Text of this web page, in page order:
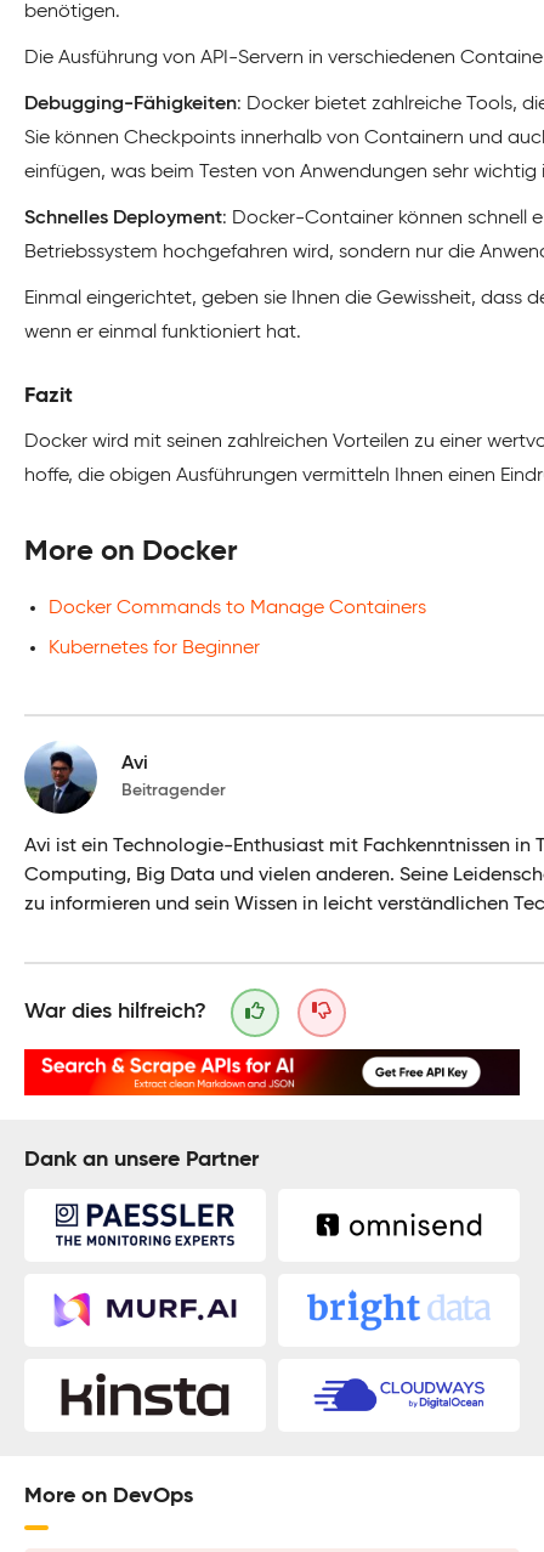
benötigen.
Die Ausführung von API-Servern in verschiedenen
Debugging-Fähigkeiten: Docker bietet zahlreiche Tools,
Sie können Checkpoints innerhalb von Containern und
einfügen, was beim Testen von Anwendungen sehr wichtig
Schnelles Deployment: Docker-Container können schnell
Betriebssystem hochgefahren wird, sondern nur die
Einmal eingerichtet, geben sie Ihnen die Gewissheit, dass
wenn er einmal funktioniert hat.
Fazit
Docker wird mit seinen zahlreichen Vorteilen zu einer
hoffe, die obigen Ausführungen vermitteln Ihnen einen
More on Docker
Docker Commands to Manage Containers
Kubernetes for Beginner
Avi
Beitragender
Avi ist ein Technologie-Enthusiast mit Fachkenntnissen in
Computing, Big Data und vielen anderen. Seine
zu informieren und sein Wissen in leicht verständlichen
War dies hilfreich?
Dank an unsere Partner
More on DevOps